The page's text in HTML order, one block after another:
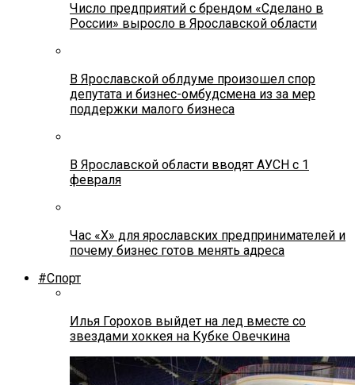
Число предприятий с брендом «Сделано в
России» выросло в Ярославской области
В Ярославской облдуме произошел спор
депутата и бизнес-омбудсмена из за мер
поддержки малого бизнеса
В Ярославской области вводят АУСН с 1
февраля
Час «Х» для ярославских предпринимателей и
почему бизнес готов менять адреса
#Спорт
Илья Горохов выйдет на лед вместе со
звездами хоккея на Кубке Овечкина